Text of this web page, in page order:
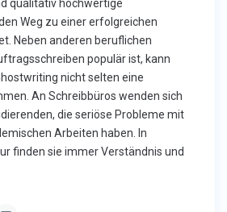
qualitativ hochwertige
Weg zu einer erfolgreichen
Neben anderen beruflichen
populär ist, kann
nicht selten eine
An Schreibbüros wenden sich
die seriöse Probleme mit
Arbeiten haben. In
finden sie immer Verständnis und